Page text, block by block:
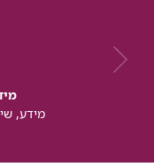
מידע,